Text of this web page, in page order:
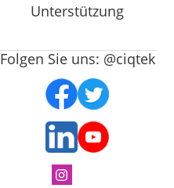
Unterstützung
Folgen Sie uns: @ciqtek